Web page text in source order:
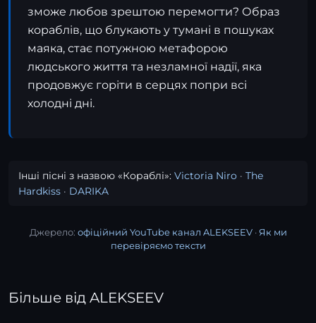
зможе любов зрештою перемогти? Образ
кораблів, що блукають у тумані в пошуках
маяка, стає потужною метафорою
людського життя та незламної надії, яка
продовжує горіти в серцях попри всі
холодні дні.
Інші пісні з назвою «Кораблі»: Victoria Niro · The
Hardkiss · DARIKA
Джерело: офіційний YouTube канал ALEKSEEV· Як ми
перевіряємо тексти
Більше від ALEKSEEV